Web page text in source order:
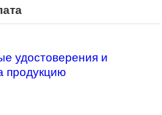
удостоверения и
продукцию